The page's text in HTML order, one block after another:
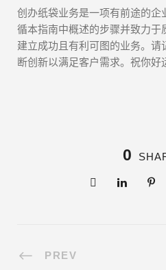
创办纸袋业务是一项有前途的企
循本指南中概述的步骤并致力于
建立成功且有利可图的业务。请
断创新以满足客户需求。祝你好
0
PREV